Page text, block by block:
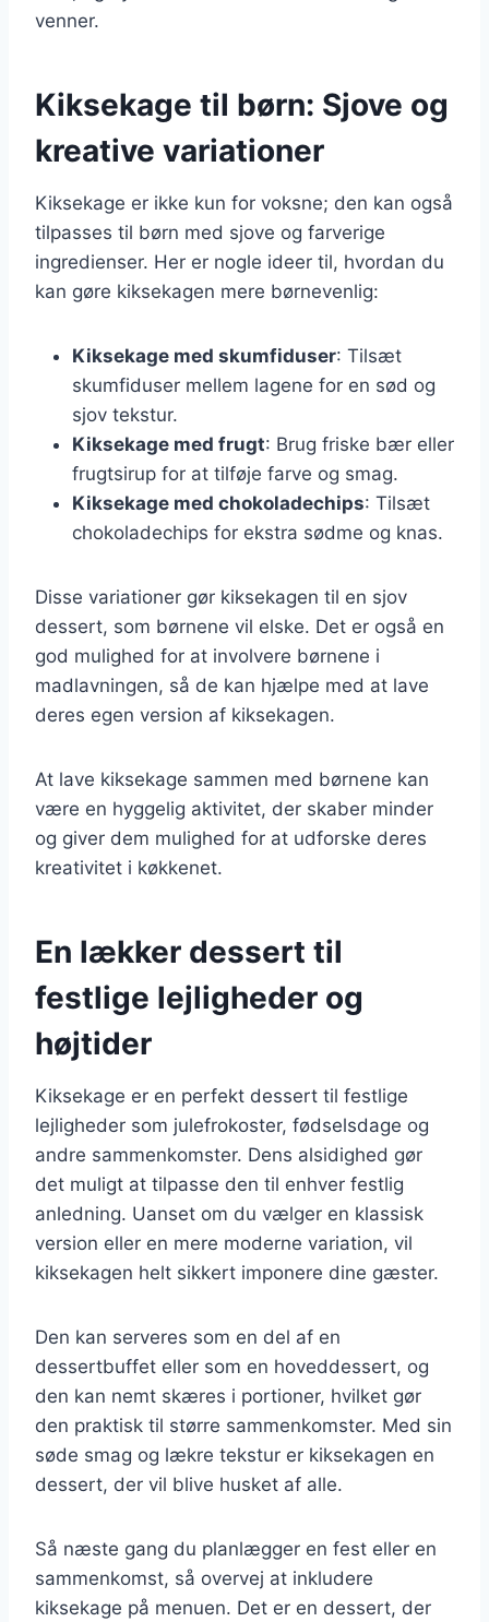
venner.
Kiksekage til børn: Sjove og
kreative variationer
Kiksekage er ikke kun for voksne; den kan også
tilpasses til børn med sjove og farverige
ingredienser. Her er nogle ideer til, hvordan du
kan gøre kiksekagen mere børnevenlig:
Kiksekage med skumfiduser: Tilsæt
skumfiduser mellem lagene for en sød og
sjov tekstur.
Kiksekage med frugt: Brug friske bær eller
frugtsirup for at tilføje farve og smag.
Kiksekage med chokoladechips: Tilsæt
chokoladechips for ekstra sødme og knas.
Disse variationer gør kiksekagen til en sjov
dessert, som børnene vil elske. Det er også en
god mulighed for at involvere børnene i
madlavningen, så de kan hjælpe med at lave
deres egen version af kiksekagen.
At lave kiksekage sammen med børnene kan
være en hyggelig aktivitet, der skaber minder
og giver dem mulighed for at udforske deres
kreativitet i køkkenet.
En lækker dessert til
festlige lejligheder og
højtider
Kiksekage er en perfekt dessert til festlige
lejligheder som julefrokoster, fødselsdage og
andre sammenkomster. Dens alsidighed gør
det muligt at tilpasse den til enhver festlig
anledning. Uanset om du vælger en klassisk
version eller en mere moderne variation, vil
kiksekagen helt sikkert imponere dine gæster.
Den kan serveres som en del af en
dessertbuffet eller som en hoveddessert, og
den kan nemt skæres i portioner, hvilket gør
den praktisk til større sammenkomster. Med sin
søde smag og lækre tekstur er kiksekagen en
dessert, der vil blive husket af alle.
Så næste gang du planlægger en fest eller en
sammenkomst, så overvej at inkludere
kiksekage på menuen. Det er en dessert, der